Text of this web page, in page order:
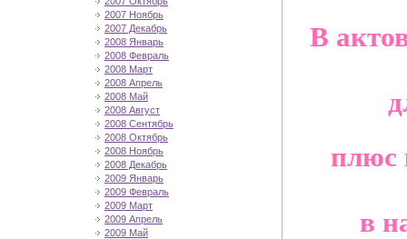
2007 Ноябрь
2007 Декабрь
2008 Январь
2008 Февраль
2008 Март
2008 Апрель
2008 Май
2008 Август
2008 Сентябрь
2008 Октябрь
2008 Ноябрь
2008 Декабрь
2009 Январь
2009 Февраль
2009 Март
2009 Апрель
2009 Май
В
плюс
в